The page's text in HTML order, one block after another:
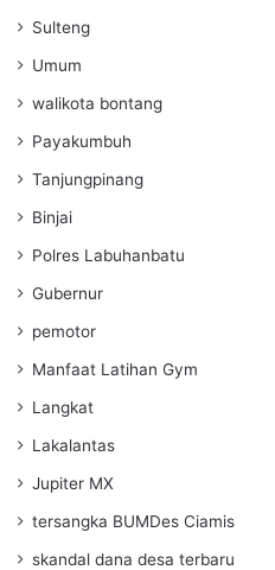
Sulteng
Umum
walikota bontang
Payakumbuh
Tanjungpinang
Binjai
Polres Labuhanbatu
Gubernur
pemotor
Manfaat Latihan Gym
Langkat
Lakalantas
Jupiter MX
tersangka BUMDes Ciamis
skandal dana desa terbaru